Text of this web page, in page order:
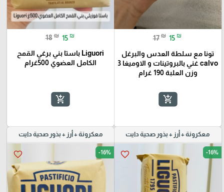
17 ₪ 15 ₪
تونا مع سلطة العدس والبرغل
calvo غني بالبروتينات و الاوميغا 3
وزن العلبة 190 غرام
add_shopping_cart
18 ₪ 15 ₪
Liguori باستا بني برغي القمح
الكامل العضوي 500غرام
add_shopping_cart
معكرونة + أرز + بذور صحية دايت
favorite_border -16%
معكرونة + أرز + بذور صحية دايت
favorite_border -16%